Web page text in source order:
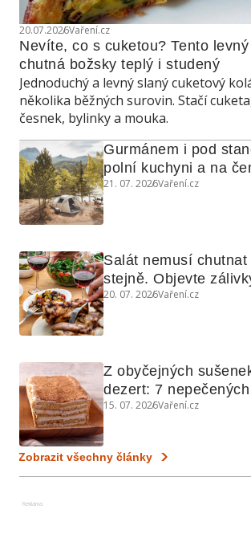
20.07.2026Vaření.cz
Nevíte, co s cuketou? Tento
chutná božsky teplý i studený
Jednoduchý a levný slaný cuketový
několika běžných surovin. Stačí
česnek, bylinky a mouka.
Gurmánem i pod
polní kuchyni a na
21. 07. 2026Vaření.cz
Salát nemusí
stejně. Objevte
využijete i na maso,
20. 07. 2026Vaření.cz
Z obyčejných
dezert: 7
a koláčů
15. 07. 2026Vaření.cz
Zobrazit všechny články
Reklama